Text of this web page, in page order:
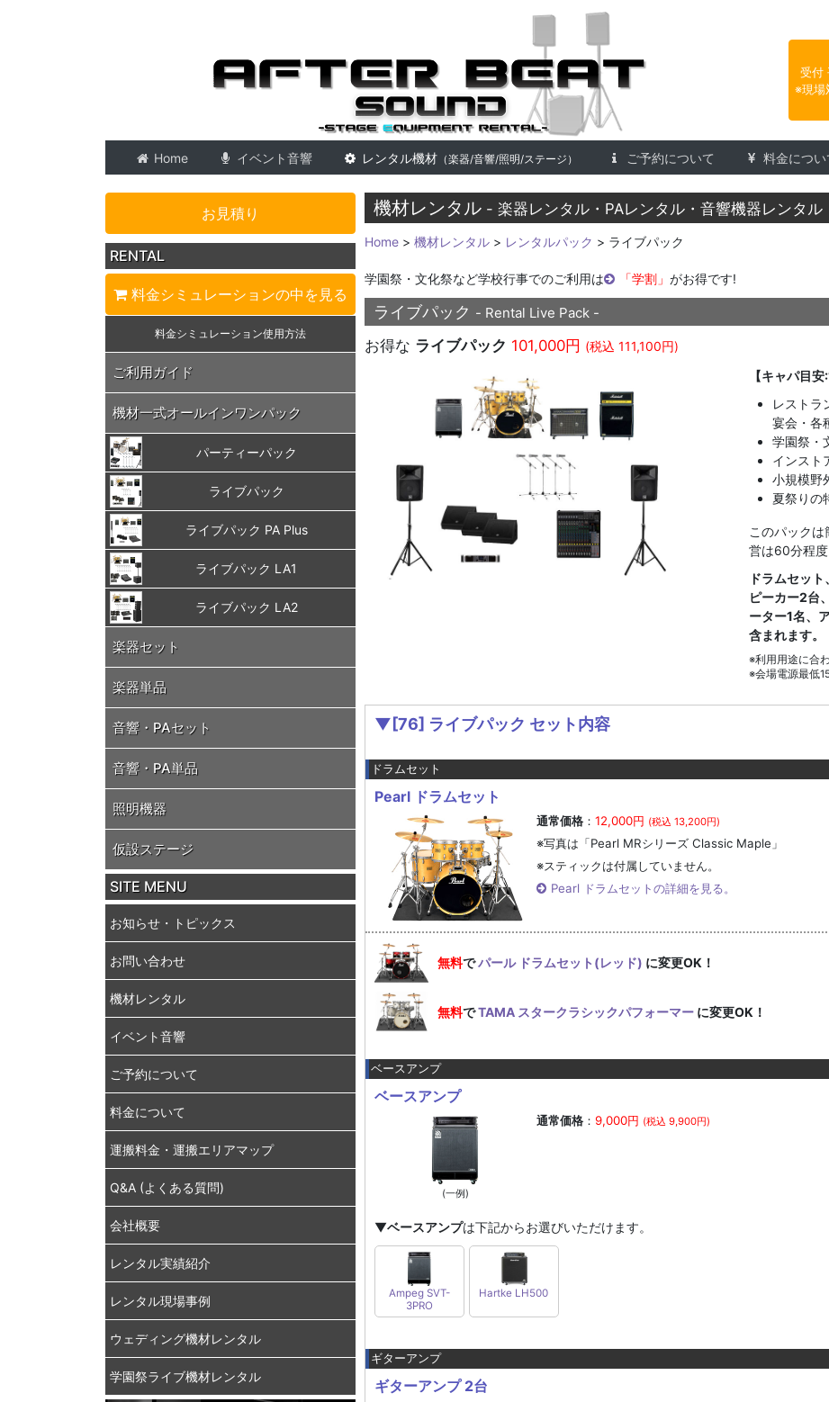
東京 音響会社・PA・楽器レンタル 株式会社アフタービー
受付
※現場
Home イベント音響 レンタル機材（楽器/音響/照明/ステージ） ご予約について 料金につい
機材レンタル - 楽器レンタル・PAレンタル・音響機器レンタ
Home> 機材レンタル> レンタルパック > ライブパック
学園祭・文化祭など学校行事でのご利用は 「学割」 がお得です!
ライブパック - Rental Live Pack -
お得な ライブパック 101,000円 (税込 111,100円)
【キャパ目
レストラ
宴会・各
学園祭・
インスト
小規模野
夏祭りの
このパック
営は60分程度
ドラムセッ
ピーカー2台
ーター1名、
含まれます。
※利用用途に合
※会場電源最低
▼[76] ライブパック セット内容
ドラムセット
Pearl ドラムセット
通常価格： 12,000円 (税込 13,200円)
※写真は「Pearl MRシリーズ Classic Maple」
※スティックは付属していません。
Pearl ドラムセットの詳細を見る。
無料でパール ドラムセット(レッド) に変更OK！
無料でTAMA スタークラシックパフォーマーに変更OK！
ベースアンプ
ベースアンプ
(一例)
通常価格： 9,000円 (税込 9,900円)
▼ベースアンプは下記からお選びいただけます。
Ampeg SVT-
3PRO
Hartke LH500
ギターアンプ
ギターアンプ 2台
お見積り
RENTAL
料金シミュレーションの中を見る
料金シミュレーション使用方法
ご利用ガイド
機材一式オールインワンパック
パーティーパック
ライブパック
ライブパック PA Plus
ライブパック LA1
ライブパック LA2
楽器セット
楽器単品
音響・PAセット
音響・PA単品
照明機器
仮設ステージ
SITE MENU
お知らせ・トピックス
お問い合わせ
機材レンタル
イベント音響
ご予約について
料金について
運搬料金・運搬エリアマップ
Q&A (よくある質問)
会社概要
レンタル実績紹介
レンタル現場事例
ウェディング機材レンタル
学園祭ライブ機材レンタル